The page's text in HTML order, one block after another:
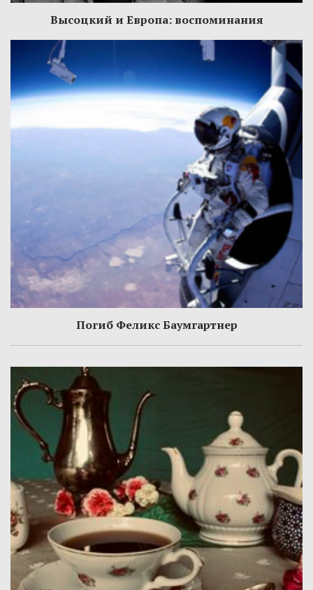
Высоцкий и Европа: воспоминания
Погиб Феликс Баумгартнер